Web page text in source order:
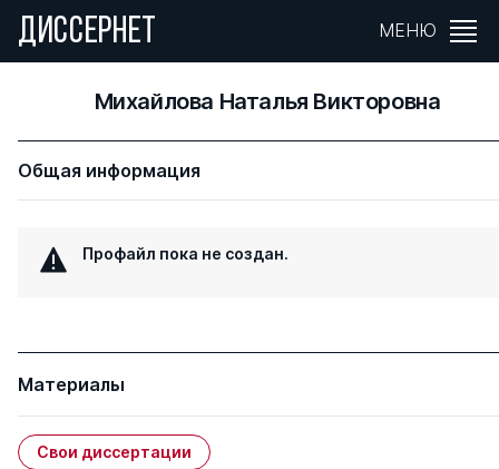
ДИССЕРНЕТ МЕНЮ
Михайлова Наталья Викторовна
Общая информация
Профайл пока не создан.
Материалы
Свои диссертации